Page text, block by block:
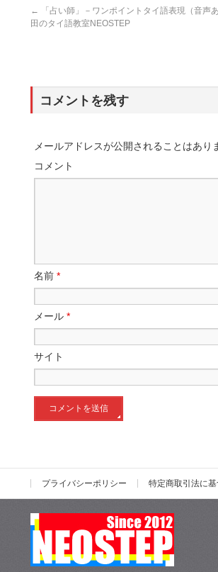
←
「占い師」－ワンポイントタイ語表現（音声
田のタイ語教室NEOSTEP
コメントを残す
メールアドレスが公開されることはあり
コメント
名前 *
メール *
サイト
プライバシーポリシー 特定商取引法に